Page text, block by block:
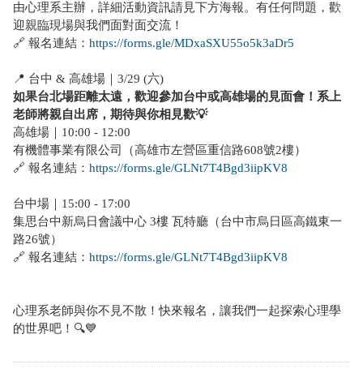
由心理系主辦，詳細活動資訊請見下方海報。有任何問題，歡
迎親臨現場與我們面對面交流！
🔗 報名連結： https://forms.gle/MDxaSXU55o5k3aDr5
📍 台中 & 高雄場｜3/29 (六)
如果台北場距離太遠，歡迎參加台中或高雄場的見面會！系上
老師將親自出席，期待與你相見歡💡
高雄場｜10:00 - 12:00
有機體事業有限公司（高雄市左營區重信路608號2樓）
🔗 報名連結： https://forms.gle/GLNt7T4Bgd3iipKV8
台中場｜15:00 - 17:00
集思台中新烏日會議中心 3樓 瓦特廳（台中市烏日區高鐵東一
路26號）
🔗 報名連結： https://forms.gle/GLNt7T4Bgd3iipKV8
心理系老師與你不見不散！快來報名，讓我們一起探索心理學
的世界吧！🔍💙